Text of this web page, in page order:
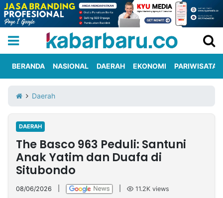
Iklan
Berita
Kami
Nasional
International
Olahraga
Entertainment
Daerah
Pariwisata
Kuliner
Kolom
Network
BERANDA NASIONAL DAERAH EKONOMI PARIWISATA
Daerah
DAERAH
The Basco 963 Peduli: Santuni
Anak Yatim dan Duafa di
Situbondo
08/06/2026 11.2K views